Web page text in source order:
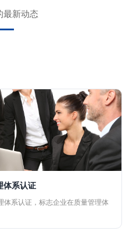
最新动态
体系认证
系认证，标志企业在质量管理体